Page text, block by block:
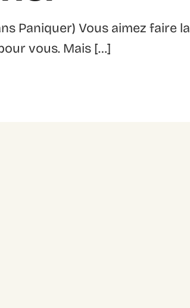
Paniquer) Vous aimez faire la
vous. Mais […]